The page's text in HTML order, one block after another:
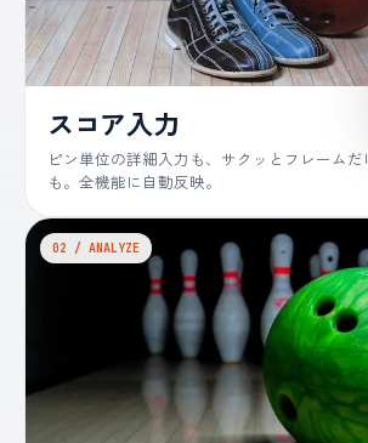
スコア入力
ピン単位の詳細入力も、サクッとフレームだ
も。全機能に自動反映。
02 / ANALYZE